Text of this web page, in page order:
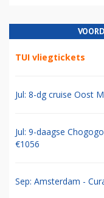
TUI vliegtickets
Jul: 8-dg cruise Oost
Jul: 9-daagse
€1056
Sep: Amsterdam -